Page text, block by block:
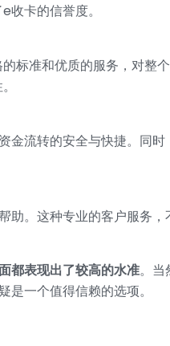
卡的信誉度。
标准和优质的服务，对整
流转的安全与快捷。同
。这种专业的客户服务
都表现出了较高的水准。当
一个值得信赖的选项。